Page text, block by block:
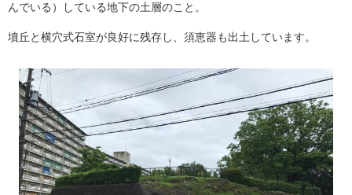
んでいる）している地下の土層のこと。
墳丘と横穴式石室が良好に残存し、須恵器も出土しています。